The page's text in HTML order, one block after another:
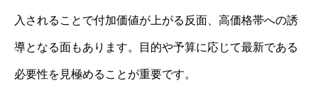
入されることで付加価値が上がる反面、高価格帯への誘
導となる面もあります。目的や予算に応じて最新である
必要性を見極めることが重要です。